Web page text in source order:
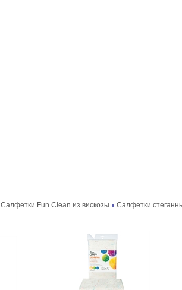
Салфетки Fun Clean из вискозы Салфетки